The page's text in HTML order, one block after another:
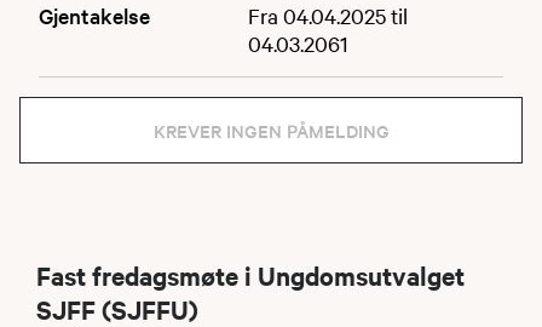
Gjentakelse
Fra 04.04.2025 til
04.03.2061
KREVER INGEN PÅMELDING
Fast fredagsmøte i Ungdomsutvalget
SJFF (SJFFU)